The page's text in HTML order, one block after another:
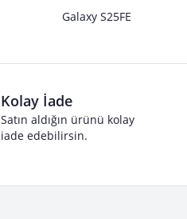
Galaxy S25FE
Kolay İade
Satın aldığın ürünü kolay
iade edebilirsin.